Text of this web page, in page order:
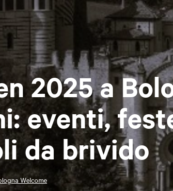
2025 a
eventi,
da brivido
Welcome